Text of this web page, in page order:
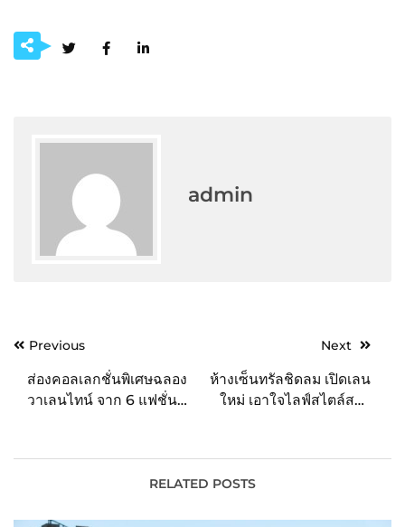
admin
PostPrevious
ส่องคอลเลกชั่นพิเศษฉลอง
วาเลนไทน์ จาก 6 แฟชั่น
DOUBLE O, ROYAL IVY
REGATTA และ Jelly
Next
ห้างเซ็นทรัลชิดลม เปิดเลน
ใหม่ เอาใจไลฟ์สไตล์สาย
กลางกรุงฯ กับ 8 ร้าน
อาหารแบรนด์ดัง ที่ต้องแวะ
RELATED POSTS